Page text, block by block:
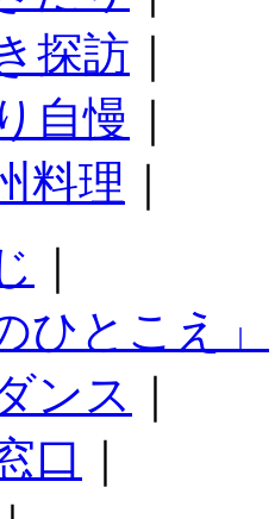
探訪
自慢
料理
ひとこえ」
ンス
口